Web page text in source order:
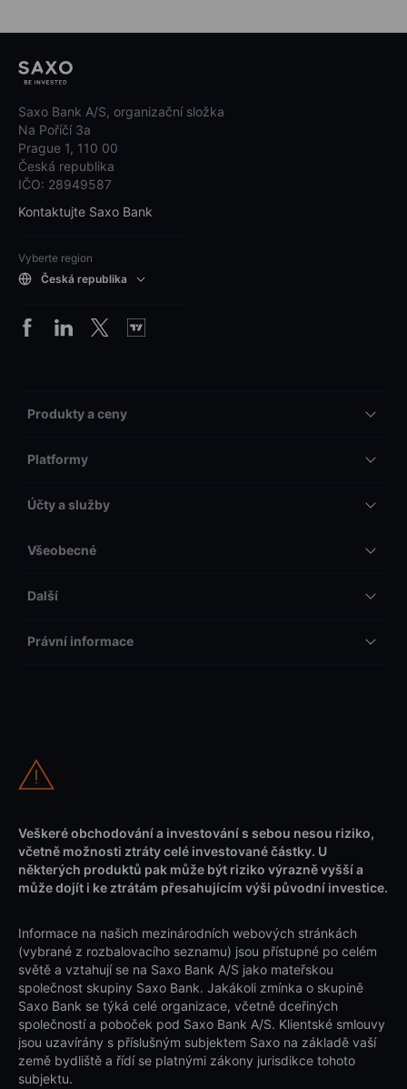
Saxo Bank A/S, organizační složka
Na Poříčí 3a
Prague 1, 110 00
Česká republika
IČO: 28949587
Kontaktujte Saxo Bank
Vyberte region
Česká republika
Produkty a ceny
Platformy
Účty a služby
Všeobecné
Další
Právní informace
Veškeré obchodování a investování s sebou nesou riziko,
včetně možnosti ztráty celé investované částky. U
některých produktů pak může být riziko výrazně vyšší a
může dojít i ke ztrátám přesahujícím výši původní investice.
Informace na našich mezinárodních webových stránkách
(vybrané z rozbalovacího seznamu) jsou přístupné po celém
světě a vztahují se na Saxo Bank A/S jako mateřskou
společnost skupiny Saxo Bank. Jakákoli zmínka o skupině
Saxo Bank se týká celé organizace, včetně dceřiných
společností a poboček pod Saxo Bank A/S. Klientské smlouvy
jsou uzavírány s příslušným subjektem Saxo na základě vaší
země bydliště a řídí se platnými zákony jurisdikce tohoto
subjektu.